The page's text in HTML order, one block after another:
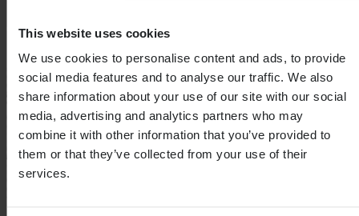
This website uses cookies
We use cookies to personalise content and ads, to provide
social media features and to analyse our traffic. We also
share information about your use of our site with our social
media, advertising and analytics partners who may
combine it with other information that you’ve provided to
them or that they’ve collected from your use of their
services.